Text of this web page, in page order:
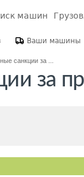
машин
Ваши машины
санкции за ...
за